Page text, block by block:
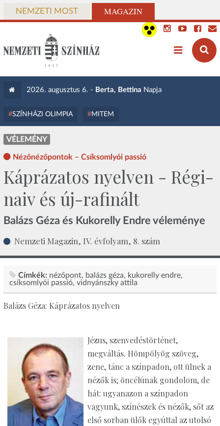
NEMZETI MOST MAGAZIN
2026. augusztus 6. - Berta, Bettina Napja
SZÍNHÁZI OLIMPIA MITEM
VÉLEMÉNY
Nézőnézőpontok – Csíksomlyói passió
Káprázatos nyelven - Régi-
naiv és új-rafinált
Balázs Géza és Kukorelly Endre véleménye
Nemzeti Magazin, IV. évfolyam, 8. szám
Címkék: nézőpont balázs géza
kukorelly endre
csíksomlyói passió vidnyánszky attila
Balázs Géza: Káprázatos nyelven
Jézus, szenvedéstörténet,
megváltás. Hömpölyög szöveg,
zene, tánc a színpadon, ott ülnek a
nézők is; öncélúnak gondolom, de
hát: ugyanazon a színpadon
vagyunk, színészek és nézők, sőt az
első sorban ülők egyúttal az utolsó